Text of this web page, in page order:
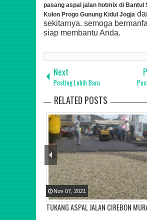
pasang aspal jalan hotmix di Bantul
Kulon Progo Gunung Kidul Jogja
sekitarnya. semoga
siap membantu Anda.
Next
Posting Lebih Baru
RELATED POSTS
TUKANG ASPAL JALAN CIREBON
Nov 07 2021